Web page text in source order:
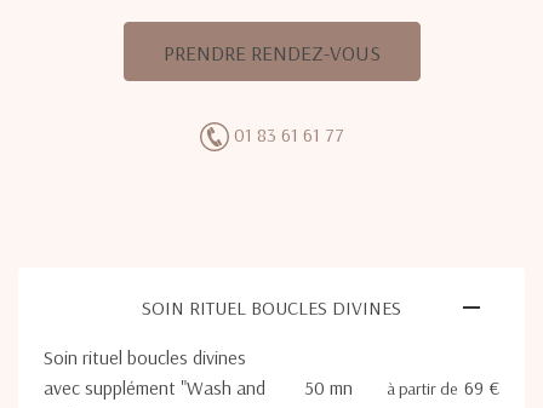
PRENDRE RENDEZ-VOUS
01 83 61 61 77
SOIN RITUEL BOUCLES DIVINES
Soin rituel boucles divines
avec supplément "Wash and
50 mn à partir de 69 €